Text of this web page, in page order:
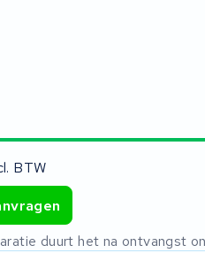
BTW
duurt het na ontvangst